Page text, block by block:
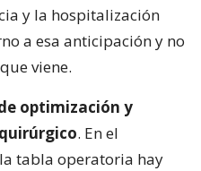
y la hospitalización
a esa anticipación y no
viene.
optimización y
. En el
tabla operatoria hay